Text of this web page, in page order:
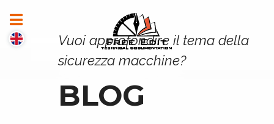
Vuoi approfondire il tema della
sicurezza macchine?
BLOG